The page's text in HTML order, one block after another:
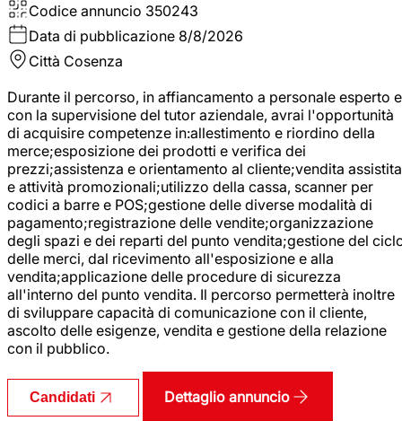
Codice annuncio 350243
Data di pubblicazione 8/8/2026
Città Cosenza
Durante il percorso, in affiancamento a personale esperto e
con la supervisione del tutor aziendale, avrai l'opportunità
di acquisire competenze in:allestimento e riordino della
merce;esposizione dei prodotti e verifica dei
prezzi;assistenza e orientamento al cliente;vendita assistita
e attività promozionali;utilizzo della cassa, scanner per
codici a barre e POS;gestione delle diverse modalità di
pagamento;registrazione delle vendite;organizzazione
degli spazi e dei reparti del punto vendita;gestione del
delle merci, dal ricevimento all'esposizione e alla
vendita;applicazione delle procedure di sicurezza
all'interno del punto vendita. Il percorso permetterà inoltre
di sviluppare capacità di comunicazione con il cliente,
ascolto delle esigenze, vendita e gestione della relazione
con il pubblico.
Candidati Dettaglio annuncio